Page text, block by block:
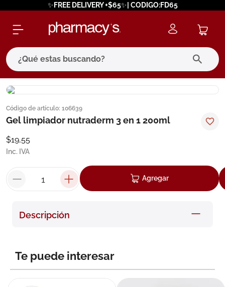
✨FREE DELIVERY +$65✨| CODIGO:FD65
¿Qué estas buscando?
Código de artículo: 106639
Gel limpiador nutraderm 3 en 1 200ml
$19,55
Inc. IVA
Agregar
Descripción
Te puede interesar
términos más buscados
1. eucerin
3.
cerave
7. isdin
10.pañales